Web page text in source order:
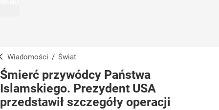
Wiadomości / Świat
Śmierć przywódcy Państwa
Islamskiego. Prezydent USA
przedstawił szczegóły operacji